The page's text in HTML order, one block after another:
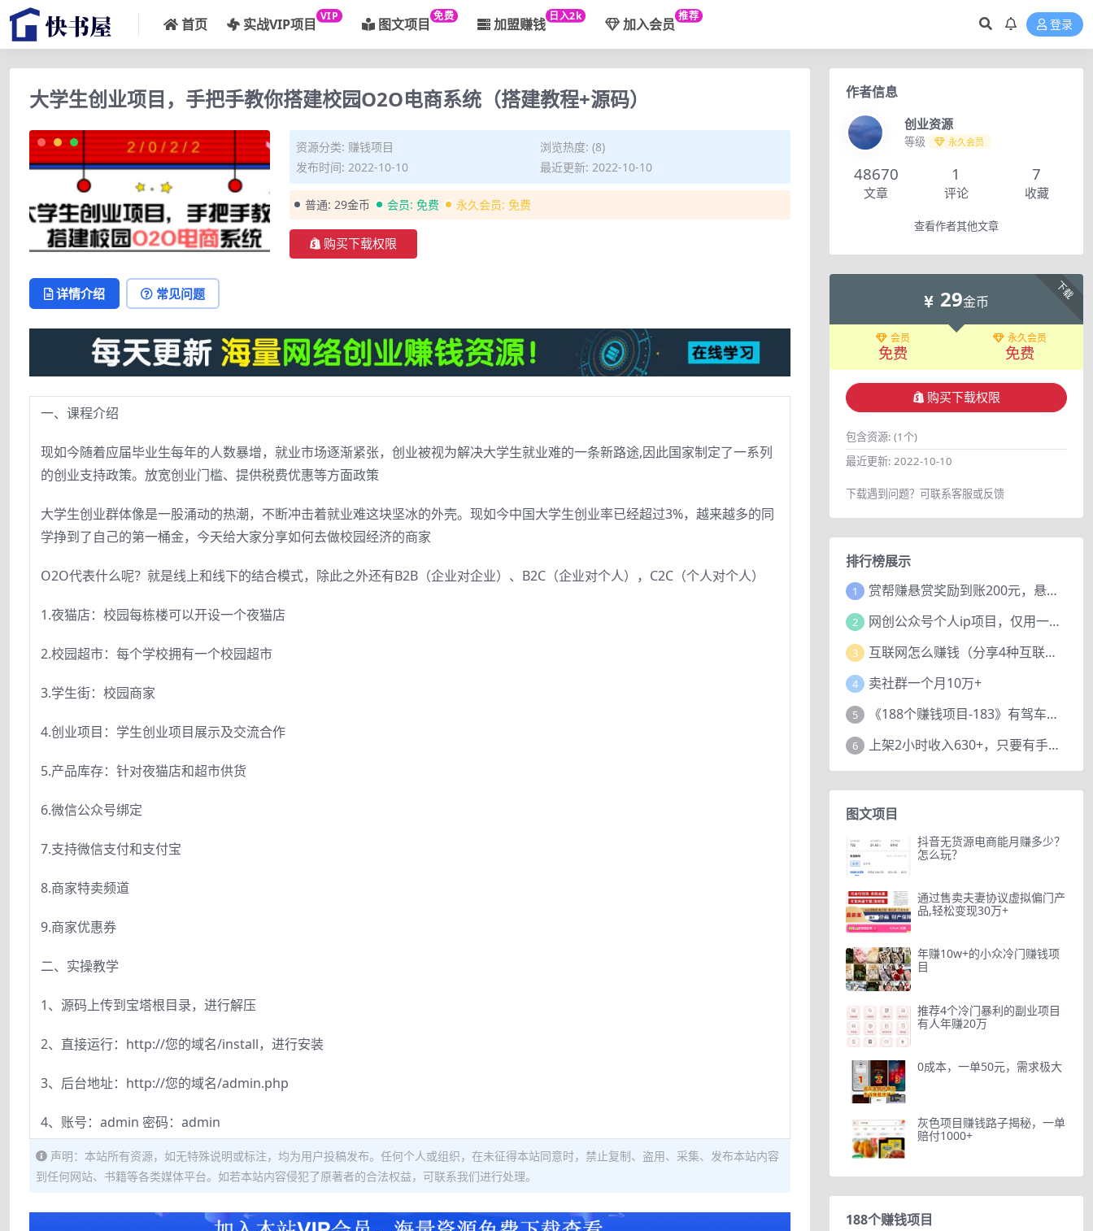
首页 实战VIP项目 VIP 图文项目 免费 加盟赚钱 日入2k 加入会员 推荐
登录
大学生创业项目，手把手教你搭建校园O2O电商系统（搭建教程+源码）
资源分类: 赚钱项目
浏览热度: (8)
发布时间: 2022-10-10
最近更新: 2022-10-10
普通: 29金币 会员: 免费 永久会员: 免费
购买下载权限
详情介绍 常见问题
一、课程介绍
现如今随着应届毕业生每年的人数暴增，就业市场逐渐紧张，创业被视为解决大学生就业难的一条新路途,因此国家制定了一系列
的创业支持政策。放宽创业门槛、提供税费优惠等方面政策
大学生创业群体像是一股涌动的热潮，不断冲击着就业难这块坚冰的外壳。现如今中国大学生创业率已经超过3%，越来越多的同
学挣到了自己的第一桶金，今天给大家分享如何去做校园经济的商家
O2O代表什么呢？就是线上和线下的结合模式，除此之外还有B2B（企业对企业）、B2C（企业对个人），C2C（个人对个人）
1.夜猫店：校园每栋楼可以开设一个夜猫店
2.校园超市：每个学校拥有一个校园超市
3.学生街：校园商家
4.创业项目：学生创业项目展示及交流合作
5.产品库存：针对夜猫店和超市供货
6.微信公众号绑定
7.支持微信支付和支付宝
8.商家特卖频道
9.商家优惠券
二、实操教学
1、源码上传到宝塔根目录，进行解压
2、直接运行：http://您的域名/install，进行安装
3、后台地址：http://您的域名/admin.php
4、账号：admin 密码：admin
声明：本站所有资源，如无特殊说明或标注，均为用户投稿发布。任何个人或组织，在未征得本站同意时，禁止复制、盗用、采集、发布本站内容
到任何网站、书籍等各类媒体平台。如若本站内容侵犯了原著者的合法权益，可联系我们进行处理。
作者信息
创业资源
等级 永久会员
48670
文章
1
评论
7
收藏
查看作者其他文章
下载
29金币
会员
免费
永久会员
免费
购买下载权限
包含资源: (1个)
最近更新: 2022-10-10
下载遇到问题？可联系客服或反馈
排行榜展示
1 赏帮赚悬赏奖励到账200元，悬赏任务多劳多得，人人可做。
2 网创公众号个人ip项目，仅用一篇文章做到全网引流！
3 互联网怎么赚钱（分享4种互联网赚钱模式）
4 卖社群一个月10万+
5 《188个赚钱项目-183》有驾车评项目，动动小手，复制粘贴赚44元！
6 上架2小时收入630+，只要有手就能做的AI搞钱项目，奶奶看完都能学会!
图文项目
抖音无货源电商能月赚多少？
怎么玩？
通过售卖夫妻协议虚拟偏门产
品,轻松变现30万+
年赚10w+的小众冷门赚钱项
目
推荐4个冷门暴利的副业项目
有人年赚20万
0成本，一单50元，需求极大
灰色项目赚钱路子揭秘，一单
赔付1000+
188个赚钱项目